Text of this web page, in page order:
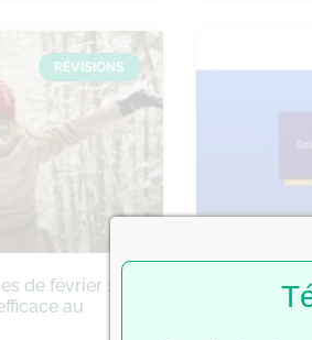
RÉVISIONS
de février :
au
Bac